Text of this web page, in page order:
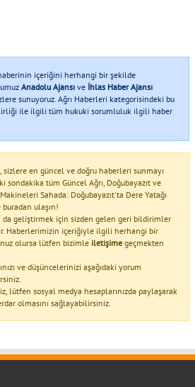
içeriğini herhangi bir şekilde
Anadolu Ajansı ve İhlas Haber Ajansı
sunuyoruz. Ağrı Haberleri kategorisindeki bu
ile ilgili tüm hukuki sorumluluk ilgili haber
en güncel ve doğru haberleri sunmayı
sondakika tüm Güncel Ağrı, Doğubayazıt ve
Sahada: Doğubayazıt'ta Dere Yatağı
ulaşın!
da geliştirmek için sizden gelen geri bildirimler
Haberlerimizin içeriğiyle ilgili herhangi bir
olursa lütfen bizimle iletişime geçmekten
ve düşüncelerinizi aşağıdaki yorum
lütfen sosyal medya hesaplarınızda paylaşarak
olmasını sağlayabilirsiniz.